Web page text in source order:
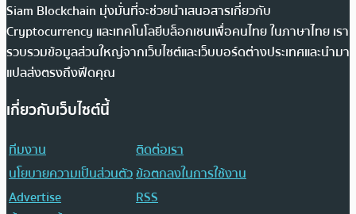
Siam Blockchain มุ่งมั่นที่จะช่วยนำเสนอสารเกี่ยวกับ
Cryptocurrency และเทคโนโลยีบล็อกเชนเพื่อคนไทย ในภาษาไทย เรา
รวบรวมข้อมูลส่วนใหญ่จากเว็บไซต์และเว็บบอร์ดต่างประเทศและนำมา
แปลส่งตรงถึงฟีดคุณ
เกี่ยวกับเว็บไซต์นี้
ทีมงาน
ติดต่อเรา
นโยบายความเป็นส่วนตัวข้อตกลงในการใช้งาน
Advertise
RSS